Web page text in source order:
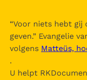
“Voor niets hebt gij
geven.” Evangelie
volgens Matteüs,
.
U helpt
Nova